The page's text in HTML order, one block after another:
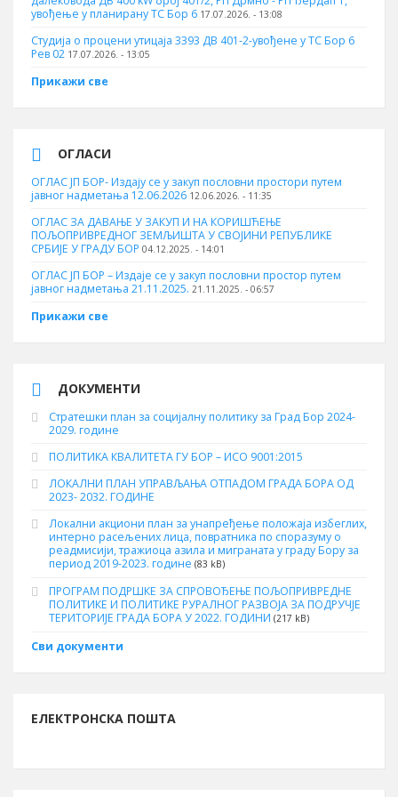
увођење у планирану ТС Бор 6 17.07.2026. - 13:08
Студија о процени утицаја 3393 ДВ 401-2-увођене у ТС Бор 6
Рев 02 17.07.2026. - 13:05
Прикажи све
ОГЛАСИ
ОГЛАС ЈП БОР- Издају се у закуп пословни простори путем
јавног надметања 12.06.2026 12.06.2026. - 11:35
ОГЛАС ЗА ДАВАЊЕ У ЗАКУП И НА КОРИШЋЕЊЕ
ПОЉОПРИВРЕДНОГ ЗЕМЉИШТА У СВОЈИНИ РЕПУБЛИКЕ
СРБИЈЕ У ГРАДУ БОР 04.12.2025. - 14:01
ОГЛАС ЈП БОР – Издаје се у закуп пословни простор путем
јавног надметања 21.11.2025. 21.11.2025. - 06:57
Прикажи све
ДОКУМЕНТИ
Стратешки план за социјалну политику за Град Бор 2024-
2029. године
ПОЛИТИКА КВАЛИТЕТА ГУ БОР – ИСО 9001:2015
ЛОКАЛНИ ПЛАН УПРАВЉАЊА ОТПАДОМ ГРАДА БОРА ОД
2023- 2032. ГОДИНЕ
Локални акциони план за унапређење положаја избеглих,
интерно расељених лица, повратника по споразуму о
реадмисији, тражиоца азила и миграната у граду Бору за
период 2019-2023. године (83 kB)
ПРОГРАМ ПОДРШКЕ ЗА СПРОВОЂЕЊЕ ПОЉОПРИВРЕДНЕ
ПОЛИТИКЕ И ПОЛИТИКЕ РУРАЛНОГ РАЗВОЈА ЗА ПОДРУЧЈЕ
ТЕРИТОРИЈЕ ГРАДА БОРА У 2022. ГОДИНИ (217 kB)
Сви документи
ЕЛЕКТРОНСКА ПОШТА